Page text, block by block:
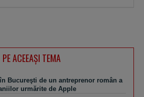
PE ACEEAŞI TEMA
Bucureşti de un antreprenor român a
urmărite de Apple